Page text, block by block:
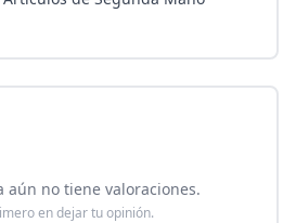
aún no tiene valoraciones.
en dejar tu opinión.